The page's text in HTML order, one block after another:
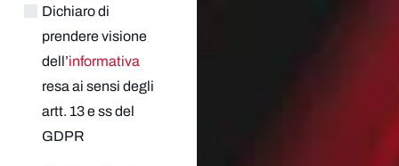
Dichiaro di
prendere visione
dell’informativa
resa ai sensi degli
artt. 13 e ss del
GDPR